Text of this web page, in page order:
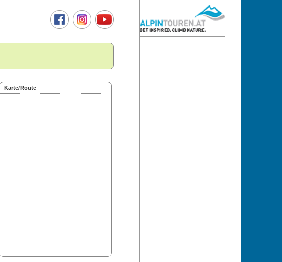
Karte/Route